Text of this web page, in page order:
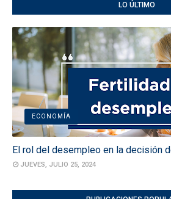
LO ÚLTIMO
ECONOMÍA
El rol del desempleo en la decisión
JUEVES, JULIO 25, 2024